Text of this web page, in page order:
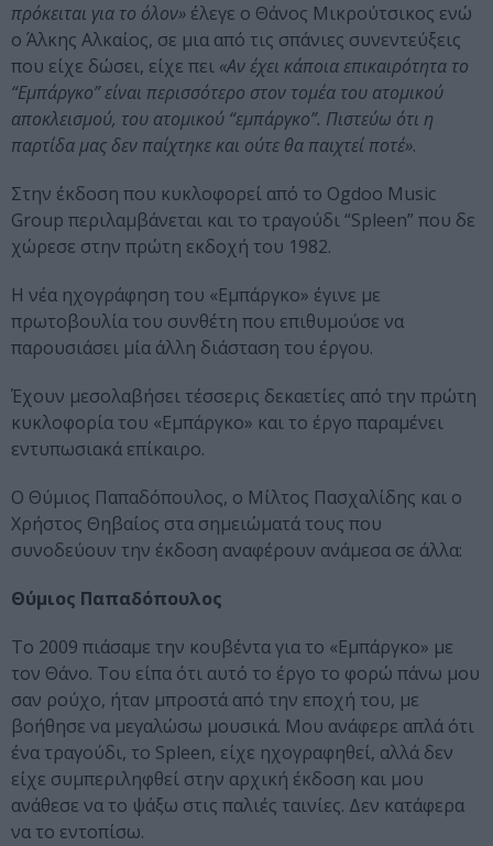
πρόκειται για το όλον» έλεγε ο Θάνος Μικρούτσικος ενώ
ο Άλκης Αλκαίος, σε μια από τις σπάνιες συνεντεύξεις
που είχε δώσει, είχε πει «Αν έχει κάποια επικαιρότητα το
“Εμπάργκο” είναι περισσότερο στον τομέα του ατομικού
αποκλεισμού, του ατομικού “εμπάργκο”. Πιστεύω ότι η
παρτίδα μας δεν παίχτηκε και ούτε θα παιχτεί ποτέ».
Στην έκδοση που κυκλοφορεί από το Ogdoo Music
Group περιλαμβάνεται και το τραγούδι “Spleen” που δε
χώρεσε στην πρώτη εκδοχή του 1982.
H νέα ηχογράφηση του «Εμπάργκο» έγινε με
πρωτοβουλία του συνθέτη που επιθυμούσε να
παρουσιάσει μία άλλη διάσταση του έργου.
Έχουν μεσολαβήσει τέσσερις δεκαετίες από την πρώτη
κυκλοφορία του «Εμπάργκο» και το έργο παραμένει
εντυπωσιακά επίκαιρο.
Ο Θύμιος Παπαδόπουλος, ο Μίλτος Πασχαλίδης και ο
Χρήστος Θηβαίος στα σημειώματά τους που
συνοδεύουν την έκδοση αναφέρουν ανάμεσα σε άλλα:
Θύμιος Παπαδόπουλος
Το 2009 πιάσαμε την κουβέντα για το «Εμπάργκο» με
τον Θάνο. Του είπα ότι αυτό το έργο το φορώ πάνω μου
σαν ρούχο, ήταν μπροστά από την εποχή του, με
βοήθησε να μεγαλώσω μουσικά. Μου ανάφερε απλά ότι
ένα τραγούδι, το Spleen, είχε ηχογραφηθεί, αλλά δεν
είχε συμπεριληφθεί στην αρχική έκδοση και μου
ανάθεσε να το ψάξω στις παλιές ταινίες. Δεν κατάφερα
να το εντοπίσω.